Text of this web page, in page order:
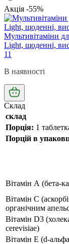
Акція -55%
Мультивітаміни
Light, щоденні,
11
В наявності
Склад
склад
Порція: 1
Порцій в
Вітамін А (бета-
Вітамін С
органічним
Вітамін D3
cerevisiae)
Вітамін Е (d-